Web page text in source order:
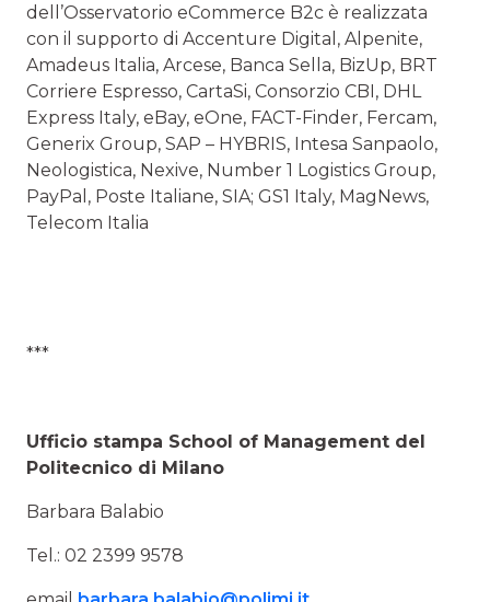
dell’Osservatorio eCommerce B2c è realizzata
con il supporto di Accenture Digital, Alpenite,
Amadeus Italia, Arcese, Banca Sella, BizUp, BRT
Corriere Espresso, CartaSi, Consorzio CBI, DHL
Express Italy, eBay, eOne, FACT-Finder, Fercam,
Generix Group, SAP – HYBRIS, Intesa Sanpaolo,
Neologistica, Nexive, Number 1 Logistics Group,
PayPal, Poste Italiane, SIA; GS1 Italy, MagNews,
Telecom Italia
***
Ufficio stampa School of Management del
Politecnico di Milano
Barbara Balabio
Tel.: 02 2399 9578